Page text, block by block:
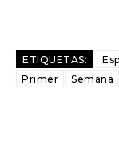
ETIQUETAS:
Primer
Semana